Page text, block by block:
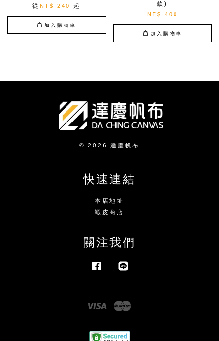
從NT$ 240 起
加入購物車
款)
NT$ 400
加入購物車
© 2026 達慶帆布
快速連結
本店地址
蝦皮商店
關注我們
Facebook
Visa